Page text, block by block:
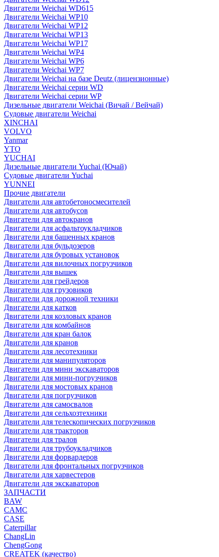
Двигатели Weichai WD615
Двигатели Weichai WP10
Двигатели Weichai WP12
Двигатели Weichai WP13
Двигатели Weichai WP17
Двигатели Weichai WP4
Двигатели Weichai WP6
Двигатели Weichai WP7
Двигатели Weichai на базе Deutz (лицензионные)
Двигатели Weichai серии WD
Двигатели Weichai серии WP
Дизельные двигатели Weichai (Вичай / Вейчай)
Судовые двигатели Weichai
XINCHAI
VOLVO
Yanmar
YTO
YUCHAI
Дизельные двигатели Yuchai (Ючай)
Судовые двигатели Yuchai
YUNNEI
Прочие двигатели
Двигатели для автобетоносмесителей
Двигатели для автобусов
Двигатели для автокранов
Двигатели для асфальтоукладчиков
Двигатели для башенных кранов
Двигатели для бульдозеров
Двигатели для буровых установок
Двигатели для вилочных погрузчиков
Двигатели для вышек
Двигатели для грейдеров
Двигатели для грузовиков
Двигатели для дорожной техники
Двигатели для катков
Двигатели для козловых кранов
Двигатели для комбайнов
Двигатели для кран балок
Двигатели для кранов
Двигатели для лесотехники
Двигатели для манипуляторов
Двигатели для мини экскаваторов
Двигатели для мини-погрузчиков
Двигатели для мостовых кранов
Двигатели для погрузчиков
Двигатели для самосвалов
Двигатели для сельхозтехники
Двигатели для телескопических погрузчиков
Двигатели для тракторов
Двигатели для тралов
Двигатели для трубоукладчиков
Двигатели для форвардеров
Двигатели для фронтальных погрузчиков
Двигатели для харвестеров
Двигатели для экскаваторов
ЗАПЧАСТИ
BAW
CAMC
CASE
Caterpillar
ChangLin
ChengGong
CREATEK (качество)